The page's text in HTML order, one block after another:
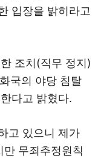
입장을 밝히라고
조치(직무 정지)
국의 야당 침탈
다고 밝혔다.
고 있으니 제가
무죄추정원칙